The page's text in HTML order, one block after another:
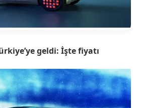
geldi: İşte fiyatı